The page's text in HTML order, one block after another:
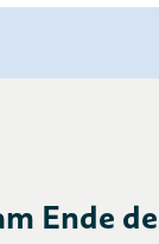
Ende